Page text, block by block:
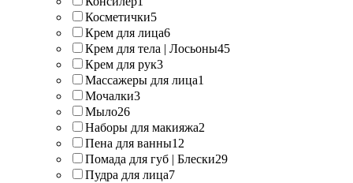
Косметички5
Крем для лица6
Крем для тела | Лосьоны45
Крем для рук3
Массажеры для лица1
Мочалки3
Мыло26
Наборы для макияжа2
Пена для ванны12
Помада для губ | Блески29
Пудра для лица7